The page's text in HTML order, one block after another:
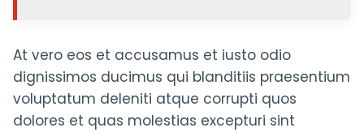
At vero eos et accusamus et iusto odio
dignissimos ducimus qui blanditiis praesentium
voluptatum deleniti atque corrupti quos
dolores et quas molestias excepturi sint